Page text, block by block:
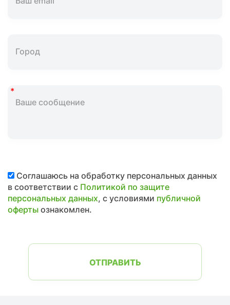
Соглашаюсь на обработку персональных данных
в соответствии с Политикой по защите
персональных данных, с условиями публичной
офертыознакомлен.
ОТПРАВИТЬ